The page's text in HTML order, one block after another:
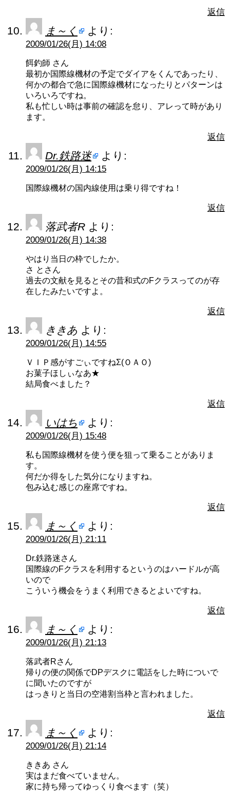
返信
ま～く より:
2009/01/26(月) 14:08
餌釣師 さん
最初か国際線機材の予定でダイアをくんであったり、
何かの都合で急に国際線機材になったりとパターンは
いろいろですね。
私も忙しい時は事前の確認を怠り、アレって時があり
ます。
返信
Dr.鉄路迷 より:
2009/01/26(月) 14:15
国際線機材の国内線使用は乗り得ですね！
返信
落武者R より:
2009/01/26(月) 14:38
やはり当日の枠でしたか。
さ とさん
過去の文献を見るとその昔和式のFクラスってのが存
在したみたいですよ。
返信
ききあ より:
2009/01/26(月) 14:55
ＶＩＰ感がすごぃですねΣ(ＯＡＯ)
お菓子ほしぃなあ★
結局食べました？
返信
いはち より:
2009/01/26(月) 15:48
私も国際線機材を使う便を狙って乗ることがありま
す。
何だか得をした気分になりますね。
包み込む感じの座席ですね。
返信
ま～く より:
2009/01/26(月) 21:11
Dr.鉄路迷さん
国際線のFクラスを利用するというのはハードルが高
いので
こういう機会をうまく利用できるとよいですね。
返信
ま～く より:
2009/01/26(月) 21:13
落武者Rさん
帰りの便の関係でDPデスクに電話をした時についで
に聞いたのですが
はっきりと当日の空港割当枠と言われました。
返信
ま～く より:
2009/01/26(月) 21:14
ききあ さん
実はまだ食べていません。
家に持ち帰ってゆっくり食べます（笑）